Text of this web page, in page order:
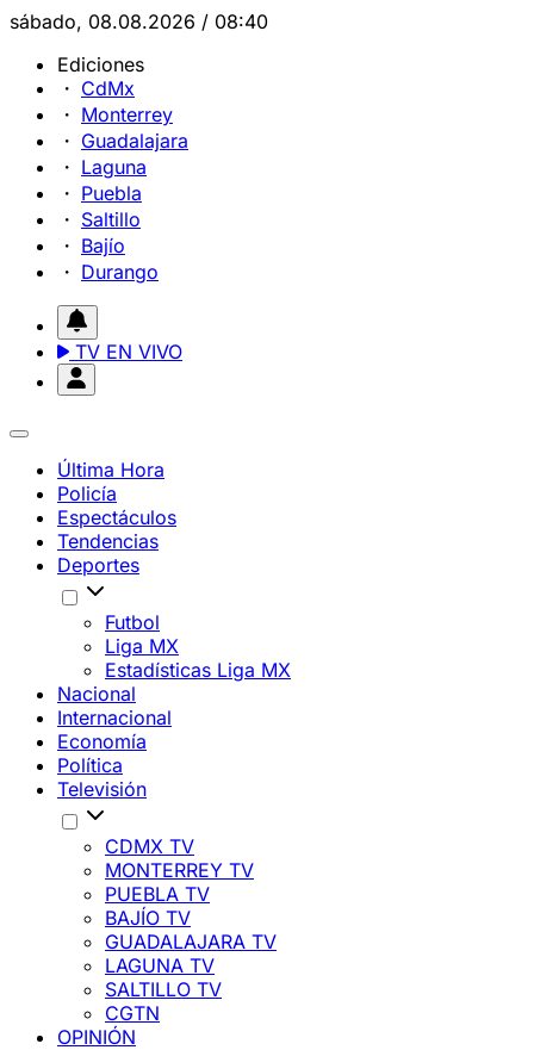
sábado, 08.08.2026 / 08:40
Ediciones
CdMx
Monterrey
Guadalajara
Laguna
Puebla
Saltillo
Bajío
Durango
TV EN VIVO
Última Hora
Policía
Espectáculos
Tendencias
Deportes
Futbol
Liga MX
Estadísticas Liga MX
Nacional
Internacional
Economía
Política
Televisión
CDMX TV
MONTERREY TV
PUEBLA TV
BAJÍO TV
GUADALAJARA TV
LAGUNA TV
SALTILLO TV
CGTN
OPINIÓN